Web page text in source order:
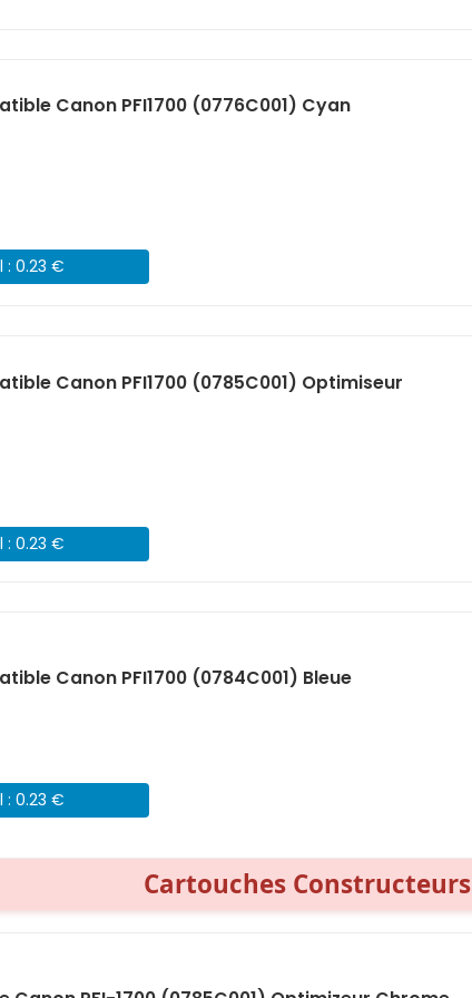
Canon PFI1700 (0776C001) Cyan
: 0.23 €
Canon PFI1700 (0785C001) Optimiseur
: 0.23 €
Canon PFI1700 (0784C001) Bleue
: 0.23 €
Cartouches Constructeurs